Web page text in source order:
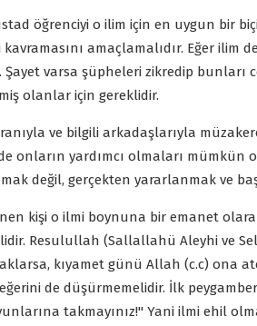
öğrenciyi o ilim için en uygun bir
amaçlamalıdır. Eğer ilim
varsa şüpheleri zikredip bunları
olanlar için gereklidir.
ve bilgili arkadaşlarıyla
onların yardımcı olmaları
değil, gerçekten yararlanmak ve
kişi o ilmi boynuna bir emanet
Resulullah (Sallallahü Aleyhi ve
kıyamet günü Allah (c.c) ona
de düşürmemelidir. İlk
takmayınız!" Yani ilmi ehil